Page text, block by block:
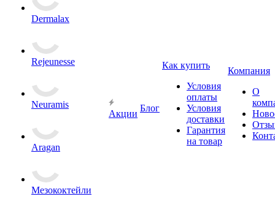
Dermalax
Rejeunesse
Neuramis
Aragan
Мезококтейли
Акции
Блог
Как купить
Условия
оплаты
Условия
доставки
Гарантия
на товар
Компания
О